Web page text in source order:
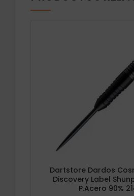
Dartstore Dardos
Discovery Label
P.Acero 90%